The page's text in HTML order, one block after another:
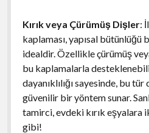
Kırık veya Çürümüş Dişler:
kaplaması, yapısal bütünlüğü
idealdir. Özellikle çürümüş
bu kaplamalarla
dayanıklılığı sayesinde, bu
güvenilir bir yöntem sunar.
tamirci, evdeki kırık eşyalara
gibi!